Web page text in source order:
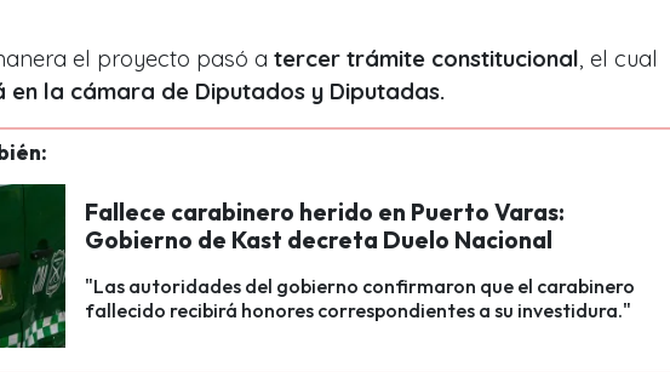
el proyecto pasó a tercer trámite constitucional , el cual
en la cámara de Diputados y Diputadas.
Fallece carabinero herido en Puerto Varas:
Gobierno de Kast decreta Duelo Nacional
"Las autoridades del gobierno confirmaron que el carabinero
fallecido recibirá honores correspondientes a su investidura."